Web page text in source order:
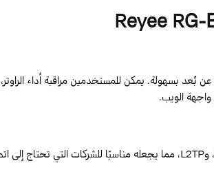
Reyee
عن بُعد بسهولة. يمكن للمستخدمين مراقبة أداء
الويب.
، وL2TP، مما يجعله مناسبًا للشركات التي تحتاج إلى